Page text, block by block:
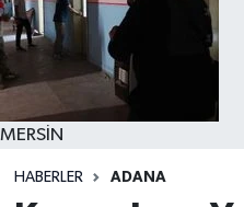
MERSİN
HABERLER ADANA